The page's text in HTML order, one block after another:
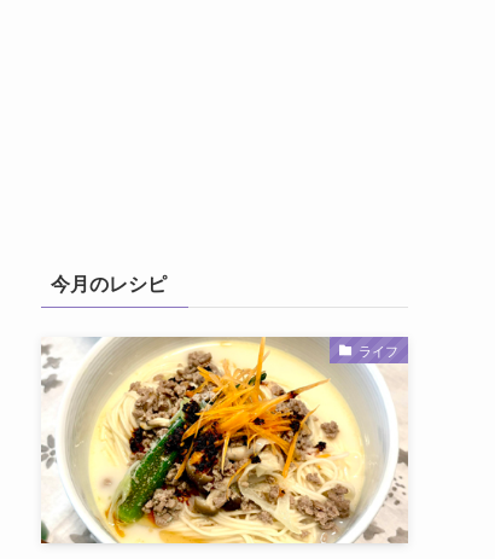
今月のレシピ
ライフ